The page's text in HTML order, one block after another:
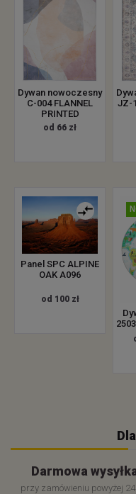
Dywan nowoczesny
C-004 FLANNEL
PRINTED
od 66 zł
JZ-
Panel SPC ALPINE
OAK A096
od 100 zł
Darmowa
przy zamówieniu powyżej